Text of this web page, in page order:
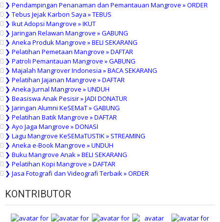
❯ Pendampingan Penanaman dan Pemantauan Mangrove » ORDER
❯ Tebus Jejak Karbon Saya » TEBUS
❯ Ikut Adopsi Mangrove » IKUT
❯ Jaringan Relawan Mangrove » GABUNG
❯ Aneka Produk Mangrove » BELI SEKARANG
❯ Pelatihan Pemetaan Mangrove » DAFTAR
❯ Patroli Pemantauan Mangrove » GABUNG
❯ Majalah Mangrover Indonesia » BACA SEKARANG
❯ Pelatihan Jajanan Mangrove » DAFTAR
❯ Aneka Jurnal Mangrove » UNDUH
❯ Beasiswa Anak Pesisir » JADI DONATUR
❯ Jaringan Alumni KeSEMaT » GABUNG
❯ Pelatihan Batik Mangrove » DAFTAR
❯ Ayo Jaga Mangrove » DONASI
❯ Lagu Mangrove KeSEMaTUSTIK » STREAMING
❯ Aneka e-Book Mangrove » UNDUH
❯ Buku Mangrove Anak » BELI SEKARANG
❯ Pelatihan Kopi Mangrove » DAFTAR
❯ Jasa Fotografi dan Videografi Terbaik » ORDER
KONTRIBUTOR